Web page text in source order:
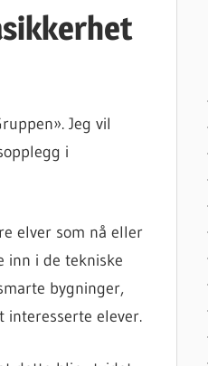
Jeg vil
i
elver som nå eller
inn i de tekniske
bygninger,
interesserte elever.